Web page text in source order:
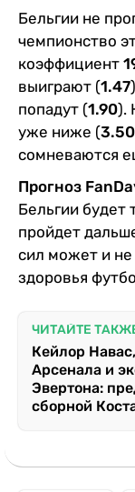
Бельгии не
чемпионство
коэффициент
выиграют (1.47
попадут (1.90).
уже ниже (3.50
сомневаются
Прогноз
Бельгии будет
пройдет
сил может и не
здоровья
ЧИТАЙТЕ
Кейлор
Арсенала и
Эвертона:
сборной